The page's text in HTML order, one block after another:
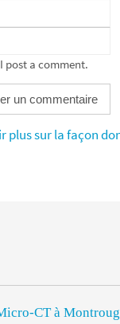
post a comment.
plus sur la façon
CT à